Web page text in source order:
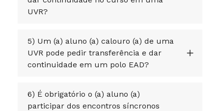
UVR?
5) Um (a) aluno (a) calouro (a) de uma
UVR pode pedir transferência e dar
continuidade em um polo EAD?
6) É obrigatório o (a) aluno (a)
participar dos encontros síncronos